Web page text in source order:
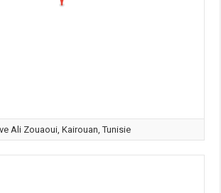
Ali Zouaoui, Kairouan, Tunisie